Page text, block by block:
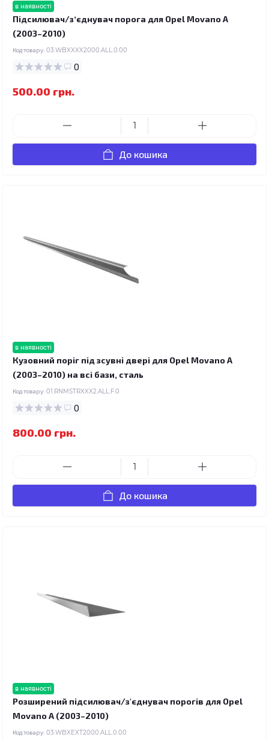
в наявності
Підсилювач/зʼєднувач порога для Opel Movano A
(2003–2010)
Код товару: 03.WBXXXX2000.ALL.0.00
0
500.00 грн.
До кошика
в наявності
Кузовний поріг під зсувні двері для Opel Movano A
(2003–2010) на всі бази, сталь
Код товару: 01.RNMSTRXXX2.ALL.F.0
0
800.00 грн.
До кошика
в наявності
Розширений підсилювач/з'єднувач порогів для Opel
Movano A (2003–2010)
Код товару: 03.WBXEXT2000.ALL.0.00